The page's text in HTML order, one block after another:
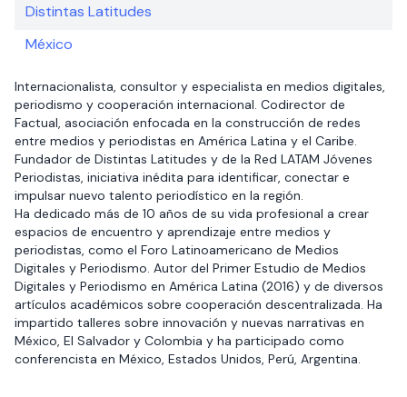
Distintas Latitudes
México
​​Internacionalista, consultor y especialista en medios digitales,
periodismo y cooperación internacional. Codirector de
Factual, asociación enfocada en la construcción de redes
entre medios y periodistas en América Latina y el Caribe.
Fundador de Distintas Latitudes y de la Red LATAM Jóvenes
Periodistas, iniciativa inédita para identificar, conectar e
impulsar nuevo talento periodístico en la región.
Ha dedicado más de 10 años de su vida profesional a crear
espacios de encuentro y aprendizaje entre medios y
periodistas, como el Foro Latinoamericano de Medios
Digitales y Periodismo. Autor del Primer Estudio de Medios
Digitales y Periodismo en América Latina (2016) y de diversos
artículos académicos sobre cooperación descentralizada. Ha
impartido talleres sobre innovación y nuevas narrativas en
México, El Salvador y Colombia y ha participado como
conferencista en México, Estados Unidos, Perú, Argentina.